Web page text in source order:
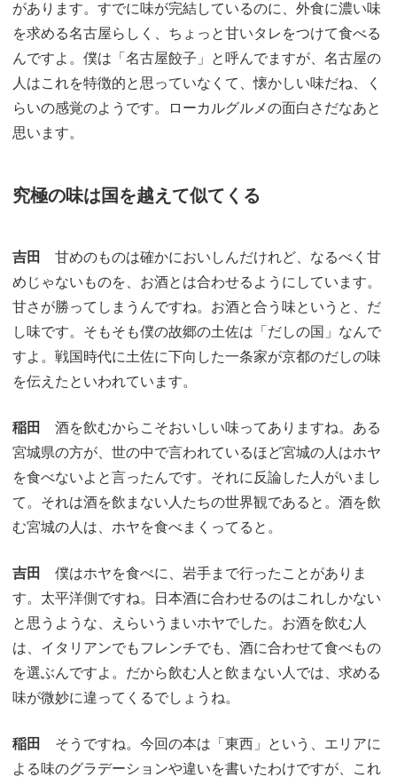
があります。すでに味が完結しているのに、外食に濃い味
を求める名古屋らしく、ちょっと甘いタレをつけて食べる
んですよ。僕は「名古屋餃子」と呼んでますが、名古屋の
人はこれを特徴的と思っていなくて、懐かしい味だね、く
らいの感覚のようです。ローカルグルメの面白さだなあと
思います。
究極の味は国を越えて似てくる
吉田 甘めのものは確かにおいしんだけれど、なるべく甘
めじゃないものを、お酒とは合わせるようにしています。
甘さが勝ってしまうんですね。お酒と合う味というと、だ
し味です。そもそも僕の故郷の土佐は「だしの国」なんで
すよ。戦国時代に土佐に下向した一条家が京都のだしの味
を伝えたといわれています。
稲田 酒を飲むからこそおいしい味ってありますね。ある
宮城県の方が、世の中で言われているほど宮城の人はホヤ
を食べないよと言ったんです。それに反論した人がいまし
て。それは酒を飲まない人たちの世界観であると。酒を飲
む宮城の人は、ホヤを食べまくってると。
吉田 僕はホヤを食べに、岩手まで行ったことがありま
す。太平洋側ですね。日本酒に合わせるのはこれしかない
と思うような、えらいうまいホヤでした。お酒を飲む人
は、イタリアンでもフレンチでも、酒に合わせて食べもの
を選ぶんですよ。だから飲む人と飲まない人では、求める
味が微妙に違ってくるでしょうね。
稲田 そうですね。今回の本は「東西」という、エリアに
よる味のグラデーションや違いを書いたわけですが、これ